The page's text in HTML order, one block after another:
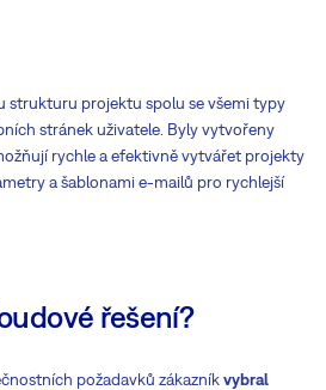
strukturu projektu spolu se všemi typy
stránek uživatele. Byly vytvořeny
rychle a efektivně vytvářet projekty
a šablonami e-mailů pro rychlejší
řešení?
požadavků zákazníkvybral